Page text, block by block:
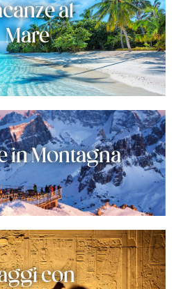
al
Mare
in Montagna
con